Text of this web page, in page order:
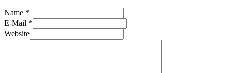
Name *
E-Mail *
Website